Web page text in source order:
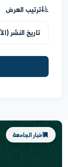
ترتيب العرض